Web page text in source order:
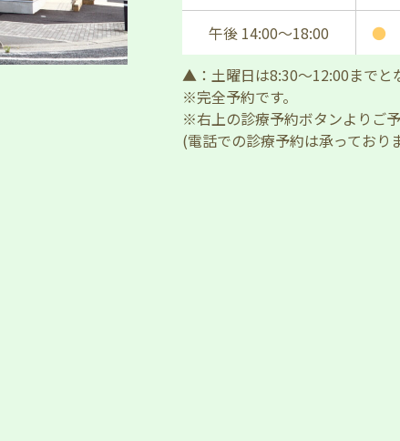
午後 14:00～18:00 ●
▲：土曜日は8:30～12:00までと
※完全予約です。
※右上の診療予約ボタンよりご予
(電話での診療予約は承っており